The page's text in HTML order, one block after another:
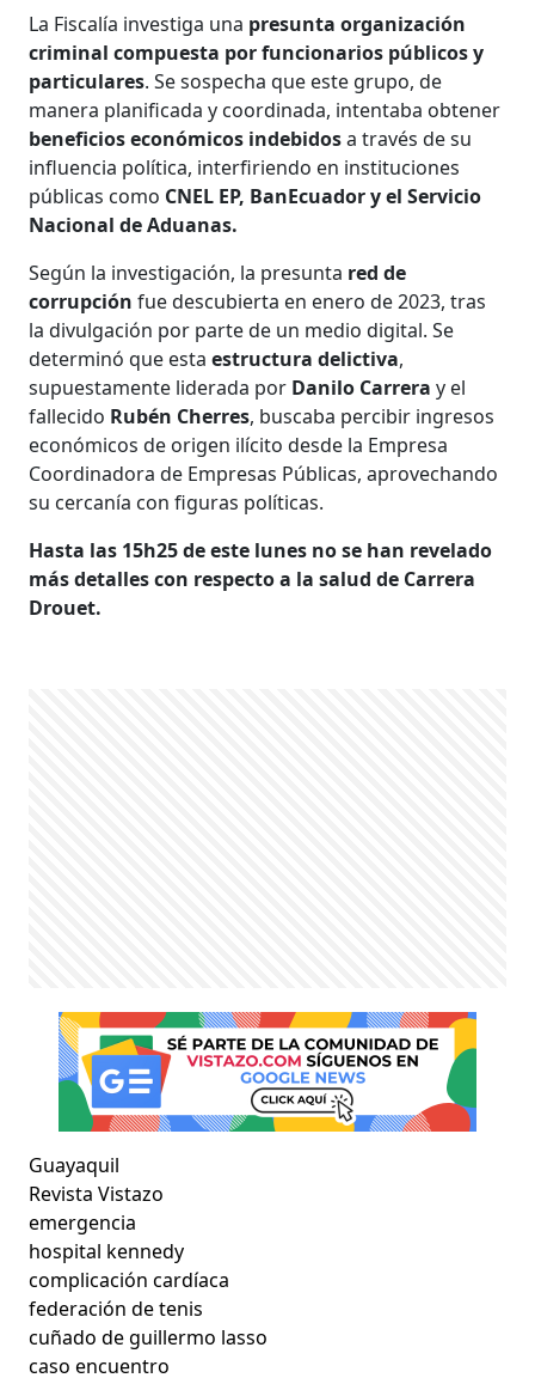
La Fiscalía investiga una presunta organización
criminal compuesta por funcionarios públicos y
particulares. Se sospecha que este grupo, de
manera planificada y coordinada, intentaba obtener
beneficios económicos indebidosa través de su
influencia política, interfiriendo en instituciones
públicas como CNEL EP, BanEcuador y el Servicio
Nacional de Aduanas.
Según la investigación, la presunta red de
corrupciónfue descubierta en enero de 2023, tras
la divulgación por parte de un medio digital. Se
determinó que esta estructura delictiva,
supuestamente liderada por Danilo Carrera y el
fallecido Rubén Cherres, buscaba percibir ingresos
económicos de origen ilícito desde la Empresa
Coordinadora de Empresas Públicas, aprovechando
su cercanía con figuras políticas.
Hasta las 15h25 de este lunes no se han revelado
más detalles con respecto a la salud de Carrera
Drouet.
Guayaquil
Revista Vistazo
emergencia
hospital kennedy
complicación cardíaca
federación de tenis
cuñado de guillermo lasso
caso encuentro